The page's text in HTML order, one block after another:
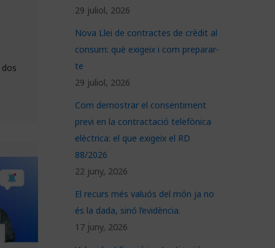
29 juliol, 2026
Nova Llei de contractes de crèdit al
consum: què exigeix i com preparar-
te
29 juliol, 2026
Com demostrar el consentiment
previ en la contractació telefònica
elèctrica: el que exigeix el RD
88/2026
22 juny, 2026
El recurs més valuós del món ja no
és la dada, sinó l’evidència.
17 juny, 2026